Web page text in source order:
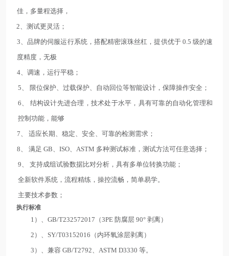
佳，多量程选择，
2、测试更灵活；
3、品牌的伺服运行系统，搭配精密滚珠丝杠，提供优于 0.5 级的速
度精度，无极
4、调速，运行平稳；
5、 限位保护、过载保护、自动回位等智能设计，保障操作安全；
6、 结构设计先进合理，技术处于水平，具有可靠的自动化管理和
控制功能，能够
7、 适应长期、稳定、安全、可靠的检测需求；
8、 满足 GB、ISO、ASTM 多种测试标准，测试方法可任意选择；
9、 支持成组试验数据比对分析，具有多单位转换功能；
全新软件系统，流程精练，操控流畅，简单易学。
主要技术参数；
执行标准
1）、GB/T232572017（3PE 防腐层 90° 剥离）
2）、SY/T03152016（内环氧涂层剥离）
3）、兼容 GB/T2792、ASTM D3330 等。